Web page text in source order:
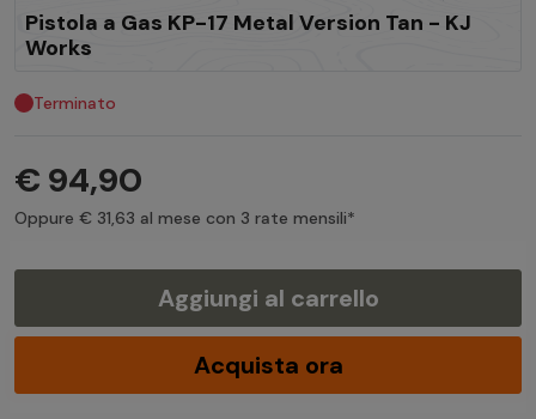
Pistola a Gas KP-17 Metal Version Tan - KJ
Works
Terminato
€ 94,90
Oppure € 31,63 al mese con 3 rate mensili*
Aggiungi al carrello
Acquista ora